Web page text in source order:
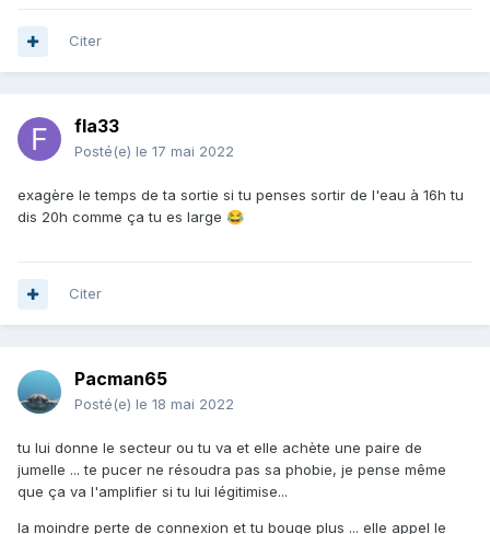
Citer
fla33
Posté(e) le 17 mai 2022
exagère le temps de ta sortie si tu penses sortir de l'eau à 16h tu
dis 20h comme ça tu es large 😂
Citer
Pacman65
Posté(e) le 18 mai 2022
tu lui donne le secteur ou tu va et elle achète une paire de
jumelle ... te pucer ne résoudra pas sa phobie, je pense même
que ça va l'amplifier si tu lui légitimise...
la moindre perte de connexion et tu bouge plus ... elle appel le